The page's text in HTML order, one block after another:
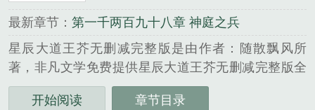
最新章节： 第一千两百九十八章 神庭之兵
星辰大道王芥无删减完整版是由作者：随散飘风所
著，非凡文学免费提供星辰大道王芥无删减完整版全
文在线阅读。
三秒记住本站：非凡文学 网址：www.wxff.net...
开始阅读 章节目录